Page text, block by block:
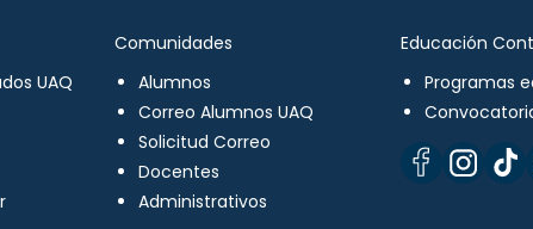
UAQ
Comunidades
Alumnos
Correo Alumnos UAQ
Solicitud Correo
Docentes
Administrativos
Educación
Programas